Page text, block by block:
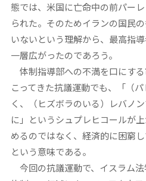
態では、米国に亡命中の前パー
られた。そのためイランの国民
いないという理解から、最高指
一層広がったのであろう。
体制指導部への不満を口にす
こってきた抗議運動でも、「（
く、（ヒズボラのいる）レバノ
に」というシュプレヒコールが
めるのではなく、経済的に困窮
という意味である。
今回の抗議運動で、イスラム